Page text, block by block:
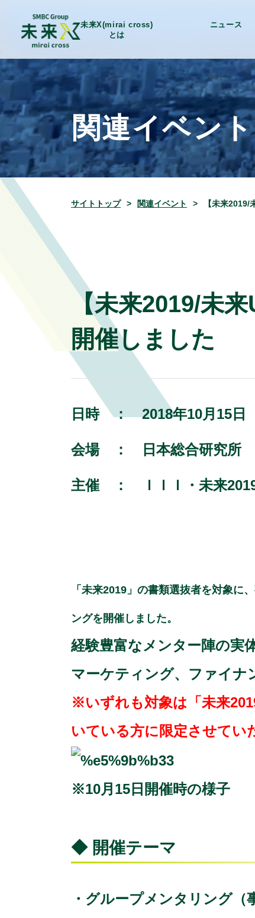
未来X(mirai cross)
とは
ニュース
関連イベント
サイトトップ 関連イベント 【未来
【未来2019/未
開催しました
日時 ： 2018年10月15日
会場 ： 日本総合研究所
主催 ： ＩＩＩ・未来
「未来2019」の書類選抜者を対象に
ングを開催しました。
経験豊富なメンター陣の実
マーケティング、ファイナ
※いずれも対象は「未来
いている方に限定させてい
※10月15日開催時の様子
◆ 開催テーマ
・グループメンタリング（